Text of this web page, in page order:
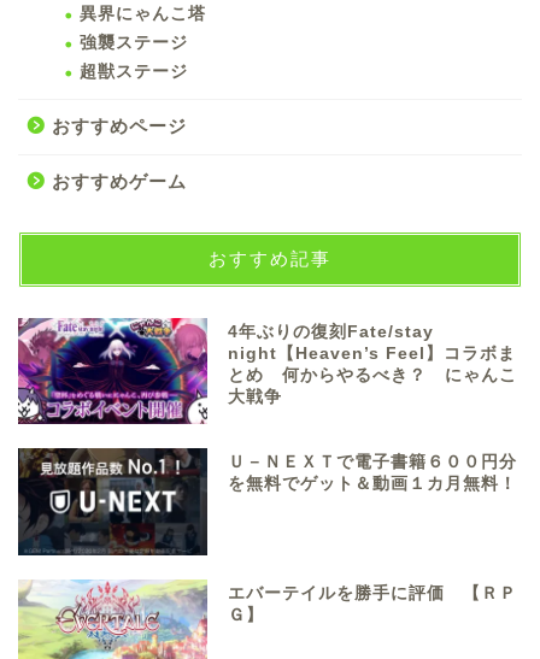
異界にゃんこ塔
強襲ステージ
超獣ステージ
おすすめページ
おすすめゲーム
おすすめ記事
4年ぶりの復刻Fate/stay
night【Heaven’s Feel】コラボま
とめ 何からやるべき？ にゃんこ
大戦争
Ｕ－ＮＥＸＴで電子書籍６００円分
を無料でゲット＆動画１カ月無料！
エバーテイルを勝手に評価 【ＲＰ
Ｇ】